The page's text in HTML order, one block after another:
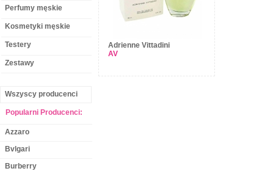
Perfumy męskie
Kosmetyki męskie
Testery
Zestawy
Wszyscy producenci
Popularni Producenci:
Azzaro
Bvlgari
Burberry
Adrienne Vittadini
AV